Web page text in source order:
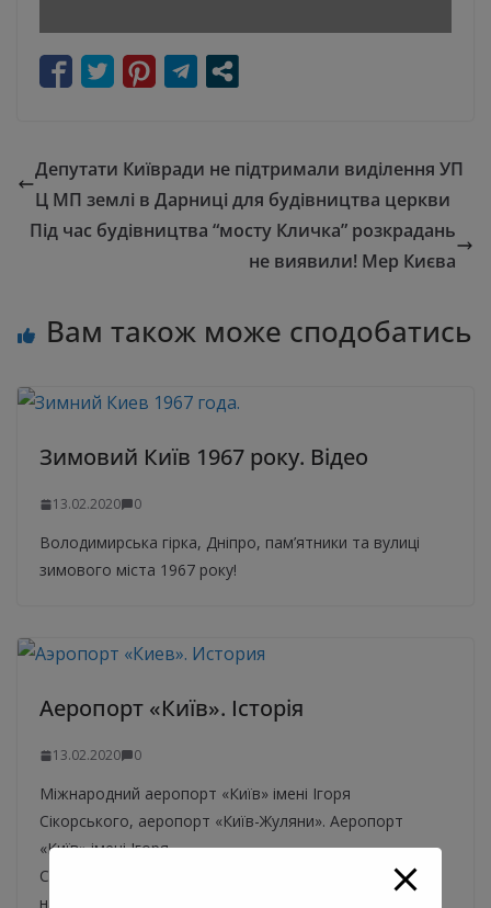
Депутати Київради не підтримали виділення УП
Ц МП землі в Дарниці для будівництва церкви
Під час будівництва “мосту Кличка” розкрадань
не виявили! Мер Києва
Вам також може сподобатись
Зимовий Київ 1967 року. Відео
13.02.2020 0
Володимирська гірка, Дніпро, пам’ятники та вулиці
зимового міста 1967 року!
Аеропорт «Київ». Історія
13.02.2020 0
Міжнародний аеропорт «Київ» імені Ігоря
Сікорського, аеропорт «Київ-Жуляни». Аеропорт
«Київ» імені Ігоря
Сікорського (IATA: IEV, ICAO: UKKK) — другий
найбільший пасажирський